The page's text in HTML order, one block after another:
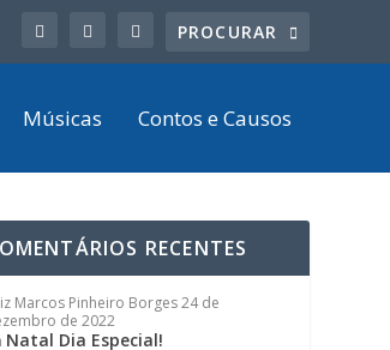
Músicas Contos e Causos
RECENTES
Marcos Pinheiro Borges24 de
de 2022
Natal Dia Especial!